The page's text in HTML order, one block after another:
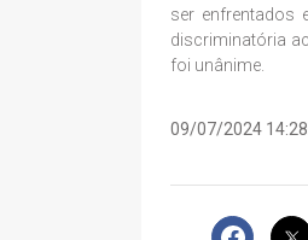
ser enfrentados
discriminatória
foi unânime.
09/07/2024